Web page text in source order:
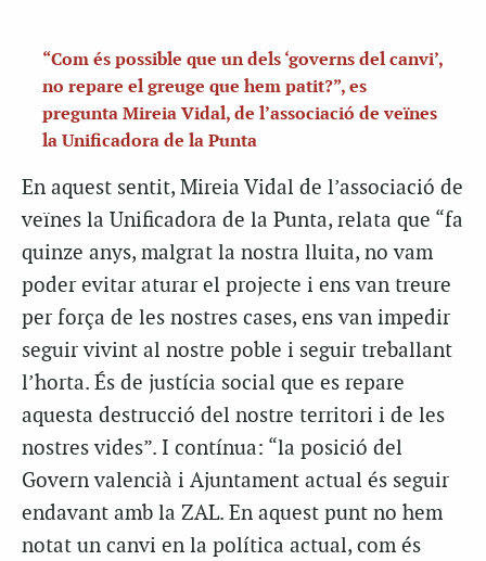
“Com és possible que un dels ‘governs del canvi’,
no repare el greuge que hem patit?”, es
pregunta Mireia Vidal, de l’associació de veïnes
la Unificadora de la Punta
En aquest sentit, Mireia Vidal de l’associació de
veïnes la Unificadora de la Punta, relata que “fa
quinze anys, malgrat la nostra lluita, no vam
poder evitar aturar el projecte i ens van treure
per força de les nostres cases, ens van impedir
seguir vivint al nostre poble i seguir treballant
l’horta. És de justícia social que es repare
aquesta destrucció del nostre territori i de les
nostres vides”. I contínua: “la posició del
Govern valencià i Ajuntament actual és seguir
endavant amb la ZAL. En aquest punt no hem
notat un canvi en la política actual, com és